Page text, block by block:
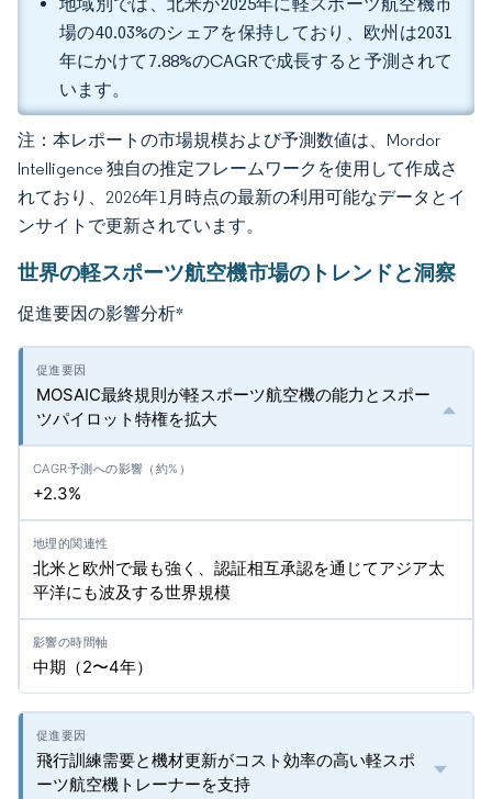
場の40.03%のシェアを保持しており、欧州は2031
年にかけて7.88%のCAGRで成長すると予測されて
います。
注：本レポートの市場規模および予測数値は、Mordor
Intelligence 独自の推定フレームワークを使用して作成さ
れており、2026年1月時点の最新の利用可能なデータとイ
ンサイトで更新されています。
世界の軽スポーツ航空機市場のトレンドと洞察
促進要因の影響分析*
MOSAIC最終規則が軽スポーツ航空機の能力とスポー
ツパイロット特権を拡大
+2.3%
北米と欧州で最も強く、認証相互承認を通じてアジア太
平洋にも波及する世界規模
中期（2〜4年）
飛行訓練需要と機材更新がコスト効率の高い軽スポ
ーツ航空機トレーナーを支持